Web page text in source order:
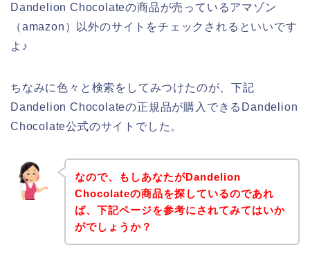
Dandelion Chocolateの商品が売っているアマゾン
（amazon）以外のサイトをチェックされるといいです
よ♪
ちなみに色々と検索をしてみつけたのが、下記
Dandelion Chocolateの正規品が購入できるDandelion
Chocolate公式のサイトでした。
なので、もしあなたがDandelion
Chocolateの商品を探しているのであれ
ば、下記ページを参考にされてみてはいか
がでしょうか？